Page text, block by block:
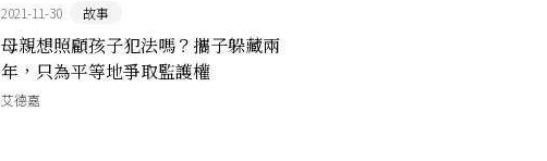
2021-11-30 故事
母親想照顧孩子犯法嗎？攜子躲藏兩
年，只為平等地爭取監護權
艾德嘉